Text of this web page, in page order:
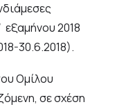
εξαμήνου 2018
30.6.2018).
Ομίλου
σε σχέση